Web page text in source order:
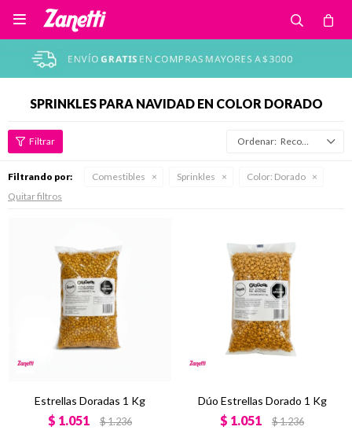

SPRINKLES PARA NAVIDAD EN COLOR DORADO
Recomendados
Filtrando por: Comestibles Sprinkles Color: Dorado
Quitar filtros
Estrellas Doradas 1 Kg
$ 1.051 $1.236
Dúo Estrellas Dorado 1 Kg
$ 1.051 $1.236